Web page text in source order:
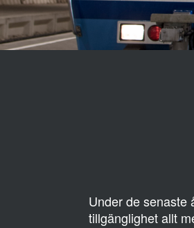
Under de senaste
tillgänglighet allt